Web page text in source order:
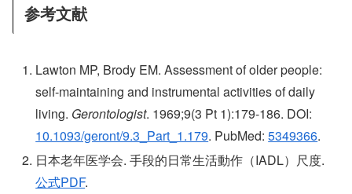
参考文献
Lawton MP, Brody EM. Assessment of older people:
self-maintaining and instrumental activities of daily
living. Gerontologist. 1969;9(3 Pt 1):179-186. DOI:
10.1093/geront/9.3_Part_1.179. PubMed:5349366.
日本老年医学会. 手段的日常生活動作（IADL）尺度.
公式PDF.